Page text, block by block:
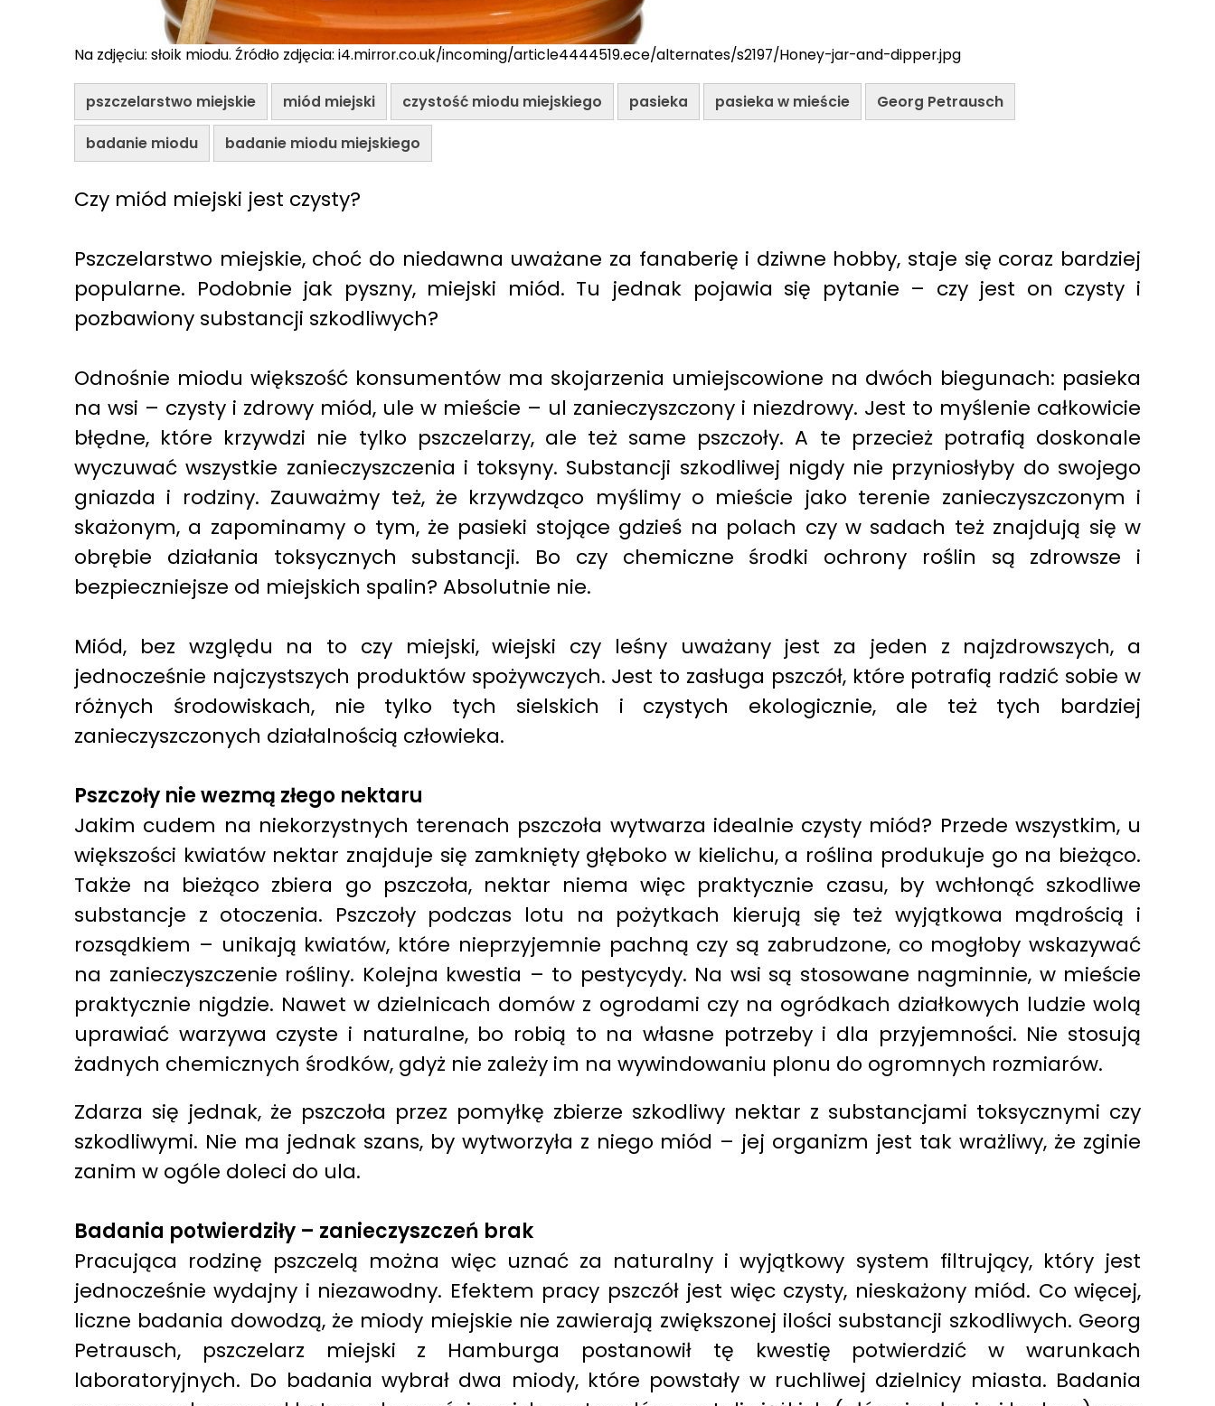
Na zdjęciu: słoik miodu. Źródło zdjęcia: i4.mirror.co.uk/incoming/article4444519.ece/alternates/s2197/Honey-jar-and-dipper.jpg
pszczelarstwo miejskie miód miejski czystość miodu miejskiego pasieka pasieka w mieście
Georg Petrausch
badanie miodu
badanie miodu miejskiego
Czy miód miejski jest czysty?
Pszczelarstwo miejskie, choć do niedawna uważane za fanaberię i dziwne hobby, staje się coraz bardziej
popularne. Podobnie jak pyszny, miejski miód. Tu jednak pojawia się pytanie – czy jest on czysty i
pozbawiony substancji szkodliwych?
Odnośnie miodu większość konsumentów ma skojarzenia umiejscowione na dwóch biegunach: pasieka
na wsi – czysty i zdrowy miód, ule w mieście – ul zanieczyszczony i niezdrowy. Jest to myślenie całkowicie
błędne, które krzywdzi nie tylko pszczelarzy, ale też same pszczoły. A te przecież potrafią doskonale
wyczuwać wszystkie zanieczyszczenia i toksyny. Substancji szkodliwej nigdy nie przyniosłyby do swojego
gniazda i rodziny. Zauważmy też, że krzywdząco myślimy o mieście jako terenie zanieczyszczonym i
skażonym, a zapominamy o tym, że pasieki stojące gdzieś na polach czy w sadach też znajdują się w
obrębie działania toksycznych substancji. Bo czy chemiczne środki ochrony roślin są zdrowsze i
bezpieczniejsze od miejskich spalin? Absolutnie nie.
Miód, bez względu na to czy miejski, wiejski czy leśny uważany jest za jeden z najzdrowszych, a
jednocześnie najczystszych produktów spożywczych. Jest to zasługa pszczół, które potrafią radzić sobie w
różnych środowiskach, nie tylko tych sielskich i czystych ekologicznie, ale też tych bardziej
zanieczyszczonych działalnością człowieka.
Pszczoły nie wezmą złego nektaru
Jakim cudem na niekorzystnych terenach pszczoła wytwarza idealnie czysty miód? Przede wszystkim, u
większości kwiatów nektar znajduje się zamknięty głęboko w kielichu, a roślina produkuje go na bieżąco.
Także na bieżąco zbiera go pszczoła, nektar niema więc praktycznie czasu, by wchłonąć szkodliwe
substancje z otoczenia. Pszczoły podczas lotu na pożytkach kierują się też wyjątkowa mądrością i
rozsądkiem – unikają kwiatów, które nieprzyjemnie pachną czy są zabrudzone, co mogłoby wskazywać
na zanieczyszczenie rośliny. Kolejna kwestia – to pestycydy. Na wsi są stosowane nagminnie, w mieście
praktycznie nigdzie. Nawet w dzielnicach domów z ogrodami czy na ogródkach działkowych ludzie wolą
uprawiać warzywa czyste i naturalne, bo robią to na własne potrzeby i dla przyjemności. Nie stosują
żadnych chemicznych środków, gdyż nie zależy im na wywindowaniu plonu do ogromnych rozmiarów.
Zdarza się jednak, że pszczoła przez pomyłkę zbierze szkodliwy nektar z substancjami toksycznymi czy
szkodliwymi. Nie ma jednak szans, by wytworzyła z niego miód – jej organizm jest tak wrażliwy, że zginie
zanim w ogóle doleci do ula.
Badania potwierdziły – zanieczyszczeń brak
Pracująca rodzinę pszczelą można więc uznać za naturalny i wyjątkowy system filtrujący, który jest
jednocześnie wydajny i niezawodny. Efektem pracy pszczół jest więc czysty, nieskażony miód. Co więcej,
liczne badania dowodzą, że miody miejskie nie zawierają zwiększonej ilości substancji szkodliwych. Georg
Petrausch, pszczelarz miejski z Hamburga postanowił tę kwestię potwierdzić w warunkach
laboratoryjnych. Do badania wybrał dwa miody, które powstały w ruchliwej dzielnicy miasta. Badania